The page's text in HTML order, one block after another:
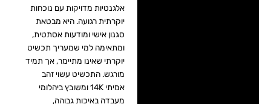
אלגנטיות מדויקות עם נוכחות
יוקרתית רגועה. היא מבטאת
סגנון אישי ומודעות אסתטית,
ומתאימה למי שמעריך תכשיט
יוקרתי שאינו מתיימר, אך תמיד
מורגש. התכשיט עשוי זהב
אמיתי 14K ומשובץ ביהלומי
מעבדה באיכות גבוהה,